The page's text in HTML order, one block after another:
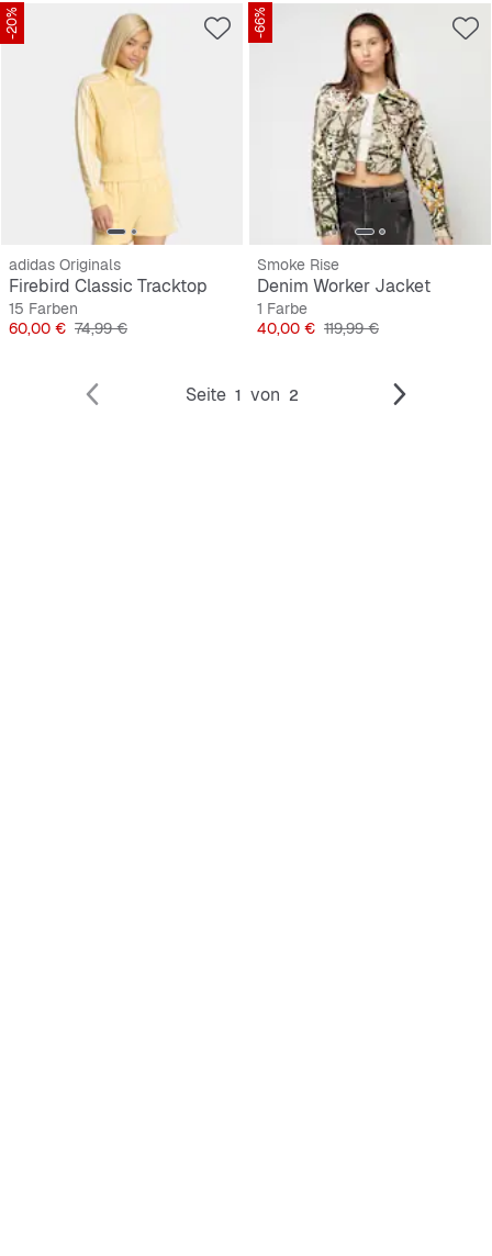
-20%
adidas Originals
Firebird Classic Tracktop
15 Farben
Preis
60,00 € Originalpreis
74,99 €
-66%
Smoke Rise
Denim Worker Jacket
1 Farbe
Preis
40,00 € Originalpreis
119,99 €
Seite 1 von 2